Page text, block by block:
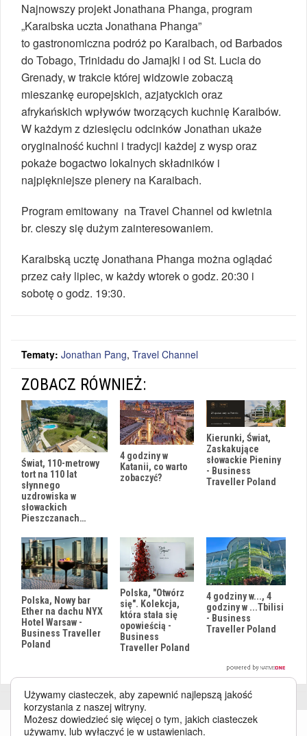
Najnowszy projekt Jonathana Phanga, program
„Karaibska uczta Jonathana Phanga”
to gastronomiczna podróż po Karaibach, od Barbados
do Tobago, Trinidadu do Jamajki i od St. Lucia do
Grenady, w trakcie której widzowie zobaczą
mieszankę europejskich, azjatyckich oraz
afrykańskich wpływów tworzących kuchnię Karaibów.
W każdym z dziesięciu odcinków Jonathan ukaże
oryginalność kuchni i tradycji każdej z wysp oraz
pokaże bogactwo lokalnych składników i
najpiękniejsze plenery na Karaibach.
Program emitowany na Travel Channel od kwietnia
br. cieszy się dużym zainteresowaniem.
Karaibską ucztę Jonathana Phanga można oglądać
przez cały lipiec, w każdy wtorek o godz. 20:30 i
sobotę o godz. 19:30.
Tematy: Jonathan Pang, Travel Channel
ZOBACZ RÓWNIEŻ:
Świat, 110-metrowy
tort na 110 lat
słynnego
uzdrowiska w
słowackich
Pieszczanach…
4 godziny w
Katanii, co warto
zobaczyć?
Kierunki, Świat,
Zaskakujące
słowackie Pieniny
- Business
Traveller Poland
Polska, Nowy bar
Ether na dachu NYX
Hotel Warsaw -
Business Traveller
Poland
Polska, "Otwórz
się". Kolekcja,
która stała się
opowieścią -
Business
Traveller Poland
4 godziny w..., 4
godziny w ...Tbilisi
- Business
Traveller Poland
Używamy ciasteczek, aby zapewnić najlepszą jakość
korzystania z naszej witryny.
Możesz dowiedzieć się więcej o tym, jakich ciasteczek
używamy, lub wyłączyć je w ustawieniach.